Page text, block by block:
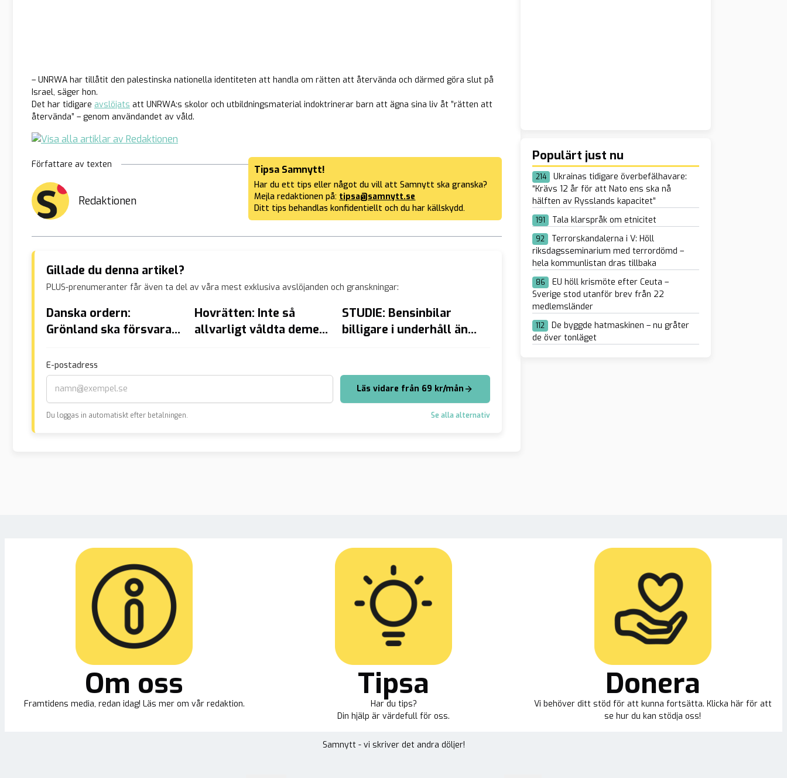
– UNRWA har tillåtit den palestinska nationella identiteten att handla om rätten att återvända och därmed göra slut på
Israel, säger hon.
Det har tidigare avslöjats att UNRWA:s skolor och utbildningsmaterial indoktrinerar barn att ägna sina liv åt ”rätten att
återvända” – genom användandet av våld.
Författare av texten
Redaktionen
Tipsa Samnytt!
Har du ett tips eller något du vill att Samnytt ska granska?
Mejla redaktionen på: tipsa@samnytt.se
Ditt tips behandlas konfidentiellt och du har källskydd.
Gillade du denna artikel?
PLUS-prenumeranter får även ta del av våra mest exklusiva avslöjanden och granskningar:
Danska ordern:
Grönland ska försvaras
Hovrätten: Inte så
allvarligt våldta dement
STUDIE: Bensinbilar
billigare i underhåll än
Han döms för att ha
grillat koranen utanför
domkyrka
E-postadress
Läs vidare från 69 kr/mån
Du loggas in automatiskt efter betalningen. Se alla alternativ
Populärt just nu
214
Ukrainas tidigare överbefälhavare:
“Krävs 12 år för att Nato ens ska nå
hälften av Rysslands kapacitet”
191 Tala klarspråk om etnicitet
92
Terrorskandalerna i V: Höll
riksdagsseminarium med terrordömd –
hela kommunlistan dras tillbaka
86
EU höll krismöte efter Ceuta –
Sverige stod utanför brev från 22
medlemsländer
112
De byggde hatmaskinen – nu gråter
de över tonläget
Om oss
Framtidens media, redan idag! Läs mer om vår redaktion.
Tipsa
Har du tips?
Din hjälp är värdefull för oss.
Donera
Vi behöver ditt stöd för att kunna fortsätta. Klicka här för att
se hur du kan stödja oss!
Samnytt - vi skriver det andra döljer!